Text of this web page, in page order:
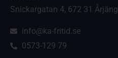
Snickargatan 4, 672 31 Årjäng
info@ka-fritid.se
0573-129 79